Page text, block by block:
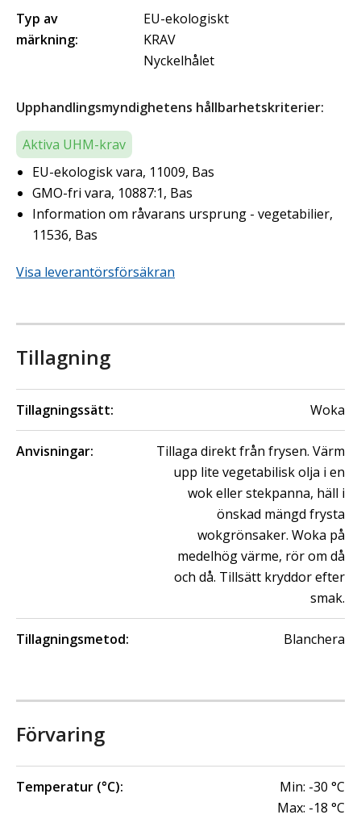
Typ av
märkning:
EU-ekologiskt
KRAV
Nyckelhålet
Upphandlingsmyndighetens hållbarhetskriterier:
Aktiva UHM-krav
EU-ekologisk vara, 11009, Bas
GMO-fri vara, 10887:1, Bas
Information om råvarans ursprung - vegetabilier,
11536, Bas
Visa leverantörsförsäkran
Tillagning
Tillagningssätt: Woka
Anvisningar:
Tillaga direkt från frysen. Värm
upp lite vegetabilisk olja i en
wok eller stekpanna, häll i
önskad mängd frysta
wokgrönsaker. Woka på
medelhög värme, rör om då
och då. Tillsätt kryddor efter
smak.
Tillagningsmetod: Blanchera
Förvaring
Temperatur (°C): Min: -30 °C
Max: -18 °C